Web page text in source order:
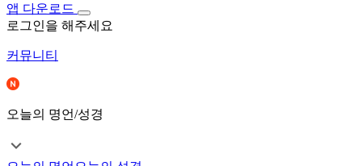
앱 다운로드
로그인을 해주세요
커뮤니티
오늘의 명언/성경